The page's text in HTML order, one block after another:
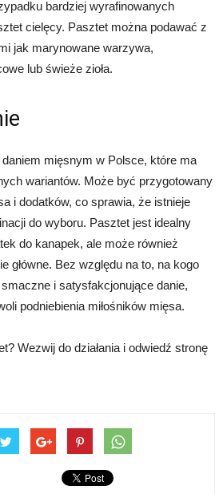
bardziej wyrafinowanych
cielęcy. Pasztet można podawać z
jak marynowane warzywa,
lub świeże zioła.
mięsnym w Polsce, które ma
wariantów. Może być przygotowany
i dodatków, co sprawia, że istnieje
do wyboru. Pasztet jest idealny
do kanapek, ale może również
główne. Bez względu na to, na kogo
i satysfakcjonujące danie,
podniebienia miłośników mięsa.
Wezwij do działania i odwiedź stronę